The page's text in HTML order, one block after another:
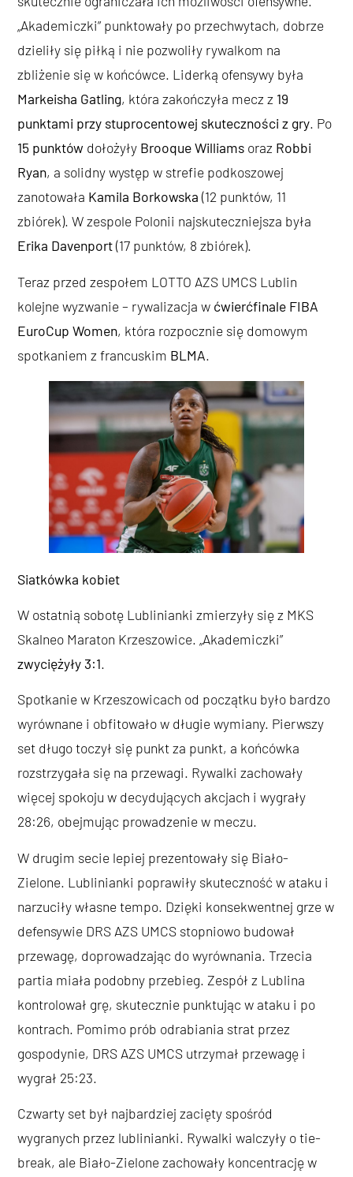
„Akademiczki” punktowały po przechwytach, dobrze
dzieliły się piłką i nie pozwoliły rywalkom na
zbliżenie się w końcówce. Liderką ofensywy była
Markeisha Gatling, która zakończyła mecz z 19
punktami przy stuprocentowej skuteczności z gry. Po
15 punktów dołożyły Brooque Williams oraz Robbi
Ryan, a solidny występ w strefie podkoszowej
zanotowała Kamila Borkowska(12 punktów, 11
zbiórek). W zespole Polonii najskuteczniejsza była
Erika Davenport(17 punktów, 8 zbiórek).
Teraz przed zespołem LOTTO AZS UMCS Lublin
kolejne wyzwanie – rywalizacja w ćwierćfinale FIBA
EuroCup Women, która rozpocznie się domowym
spotkaniem z francuskim BLMA.
Siatkówka kobiet
W ostatnią sobotę Lublinianki zmierzyły się z MKS
Skalneo Maraton Krzeszowice. „Akademiczki”
zwyciężyły 3:1.
Spotkanie w Krzeszowicach od początku było bardzo
wyrównane i obfitowało w długie wymiany. Pierwszy
set długo toczył się punkt za punkt, a końcówka
rozstrzygała się na przewagi. Rywalki zachowały
więcej spokoju w decydujących akcjach i wygrały
28:26, obejmując prowadzenie w meczu.
W drugim secie lepiej prezentowały się Biało-
Zielone. Lublinianki poprawiły skuteczność w ataku i
narzuciły własne tempo. Dzięki konsekwentnej grze w
defensywie DRS AZS UMCS stopniowo budował
przewagę, doprowadzając do wyrównania. Trzecia
partia miała podobny przebieg. Zespół z Lublina
kontrolował grę, skutecznie punktując w ataku i po
kontrach. Pomimo prób odrabiania strat przez
gospodynie, DRS AZS UMCS utrzymał przewagę i
wygrał 25:23.
Czwarty set był najbardziej zacięty spośród
wygranych przez lublinianki. Rywalki walczyły o tie-
break, ale Biało-Zielone zachowały koncentrację w